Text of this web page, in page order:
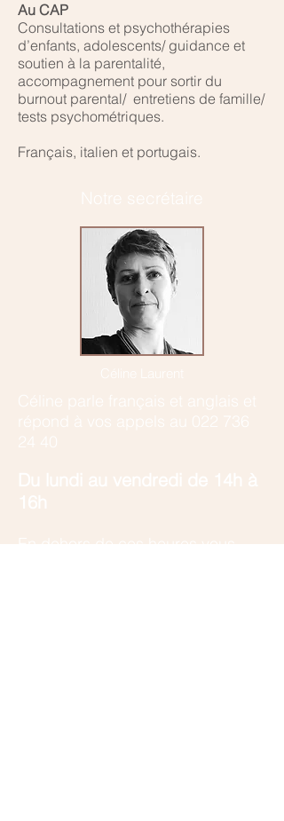
Au CAP
Consultations et psychothérapies
d’enfants, adolescents/ guidance et
soutien à la parentalité,
accompagnement pour sortir du
burnout parental/ entretiens de famille/
tests psychométriques.
Français, italien et portugais.